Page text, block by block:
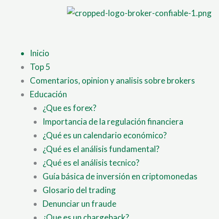
Inicio
Top 5
Comentarios, opinion y analisis sobre brokers
Educación
¿Que es forex?
Importancia de la regulación financiera
¿Qué es un calendario económico?
¿Qué es el análisis fundamental?
¿Qué es el análisis tecnico?
Guía básica de inversión en criptomonedas
Glosario del trading
Denunciar un fraude